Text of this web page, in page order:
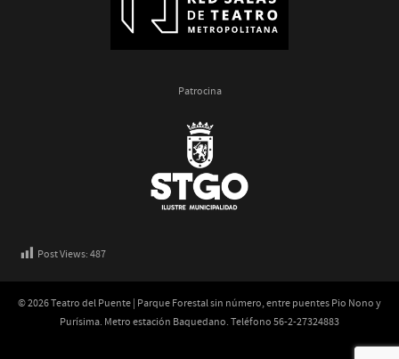
Patrocina
Post Views:487
© 2026 Teatro del Puente | Parque Forestal sin número, entre puentes Pio Nono y
Purísima. Metro estación Baquedano. Teléfono 56-2-27324883